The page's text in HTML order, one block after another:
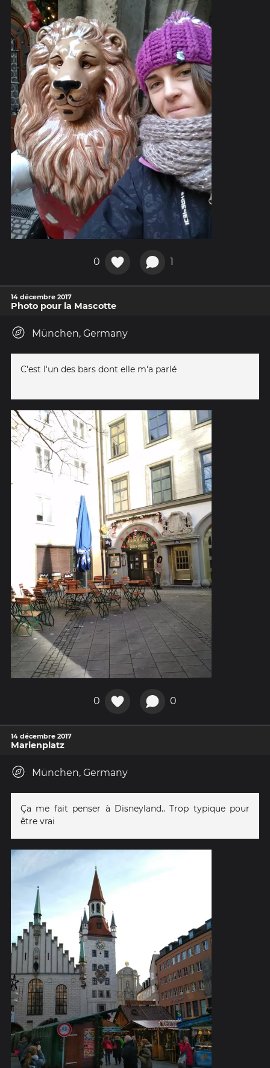
0 1
14 décembre 2017
Photo pour la Mascotte
München, Germany
C'est l'un des bars dont elle m'a parlé
0 0
14 décembre 2017
Marienplatz
München, Germany
Ça me fait penser à Disneyland.. Trop typique pour
être vrai